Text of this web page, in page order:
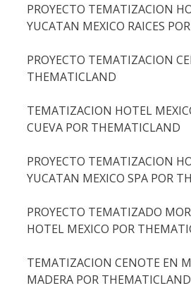
PROYECTO TEMATIZACION
YUCATAN MEXICO RAICES
PROYECTO TEMATIZACION
THEMATICLAND
TEMATIZACION HOTEL
CUEVA POR THEMATICLAND
PROYECTO TEMATIZACION
YUCATAN MEXICO SPA POR
PROYECTO TEMATIZADO
HOTEL MEXICO POR
TEMATIZACION CENOTE EN
MADERA POR THEMATICLAND